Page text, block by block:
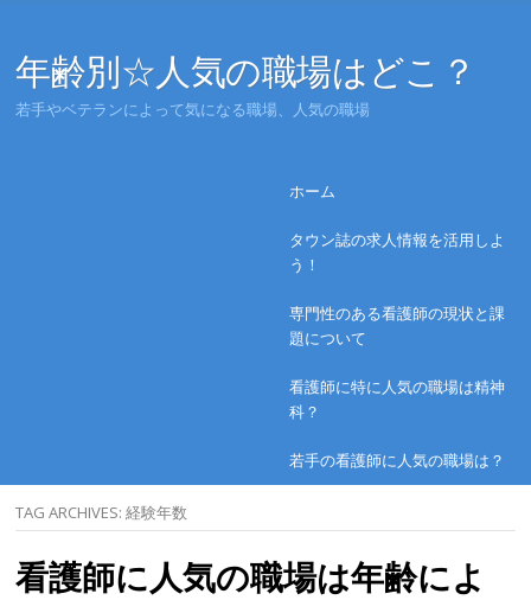
年齢別☆人気の職場はどこ？
若手やベテランによって気になる職場、人気の職場
Skip to content
ホーム
タウン誌の求人情報を活用しよ
う！
専門性のある看護師の現状と課
題について
看護師に特に人気の職場は精神
科？
若手の看護師に人気の職場は？
TAG ARCHIVES: 経験年数
看護師に人気の職場は年齢によ